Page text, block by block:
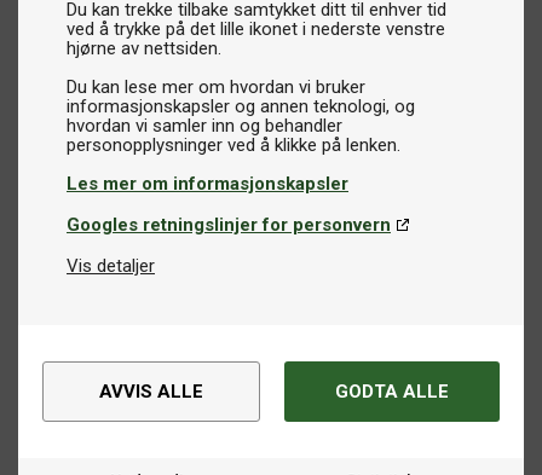
Du kan trekke tilbake samtykket ditt til enhver tid
ved å trykke på det lille ikonet i nederste venstre
hjørne av nettsiden.
Du kan lese mer om hvordan vi bruker
informasjonskapsler og annen teknologi, og
hvordan vi samler inn og behandler
Les mer om informasjonskapsler
Googles retningslinjer for personvern
Vis detaljer
AVVIS ALLE GODTA ALLE